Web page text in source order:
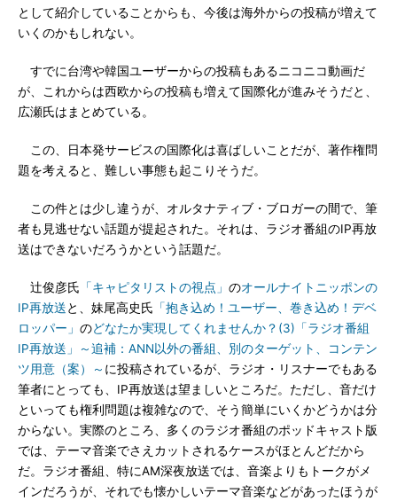
として紹介していることからも、今後は海外からの投稿が増えて
いくのかもしれない。
すでに台湾や韓国ユーザーからの投稿もあるニコニコ動画だ
が、これからは西欧からの投稿も増えて国際化が進みそうだと、
広瀬氏はまとめている。
この、日本発サービスの国際化は喜ばしいことだが、著作権問
題を考えると、難しい事態も起こりそうだ。
この件とは少し違うが、オルタナティブ・ブロガーの間で、筆
者も見逃せない話題が提起された。それは、ラジオ番組のIP再放
送はできないだろうかという話題だ。
辻俊彦氏 「キャピタリストの視点」 のオールナイトニッポンの
IP再放送と、妹尾高史氏 「抱き込め！ユーザー、巻き込め！デベ
ロッパー」 のどなたか実現してくれませんか？(3)「ラジオ番組
IP再放送」～追補：ANN以外の番組、別のターゲット、コンテン
ツ用意（案）～ に投稿されているが、ラジオ・リスナーでもある
筆者にとっても、IP再放送は望ましいところだ。ただし、音だけ
といっても権利問題は複雑なので、そう簡単にいくかどうかは分
からない。実際のところ、多くのラジオ番組のポッドキャスト版
では、テーマ音楽でさえカットされるケースがほとんどだから
だ。ラジオ番組、特にAM深夜放送では、音楽よりもトークがメ
インだろうが、それでも懐かしいテーマ音楽などがあったほうが